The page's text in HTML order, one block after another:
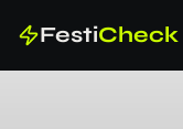
FestiCheck